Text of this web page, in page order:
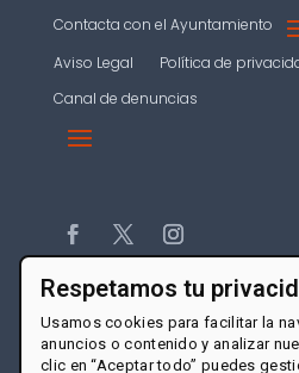
Contacta con el Ayuntamiento
Aviso Legal
Política de
Canal de denuncias
Respetamos tu
Usamos cookies para facilitar la
anuncios o contenido y analizar
clic en “Aceptar todo” puedes